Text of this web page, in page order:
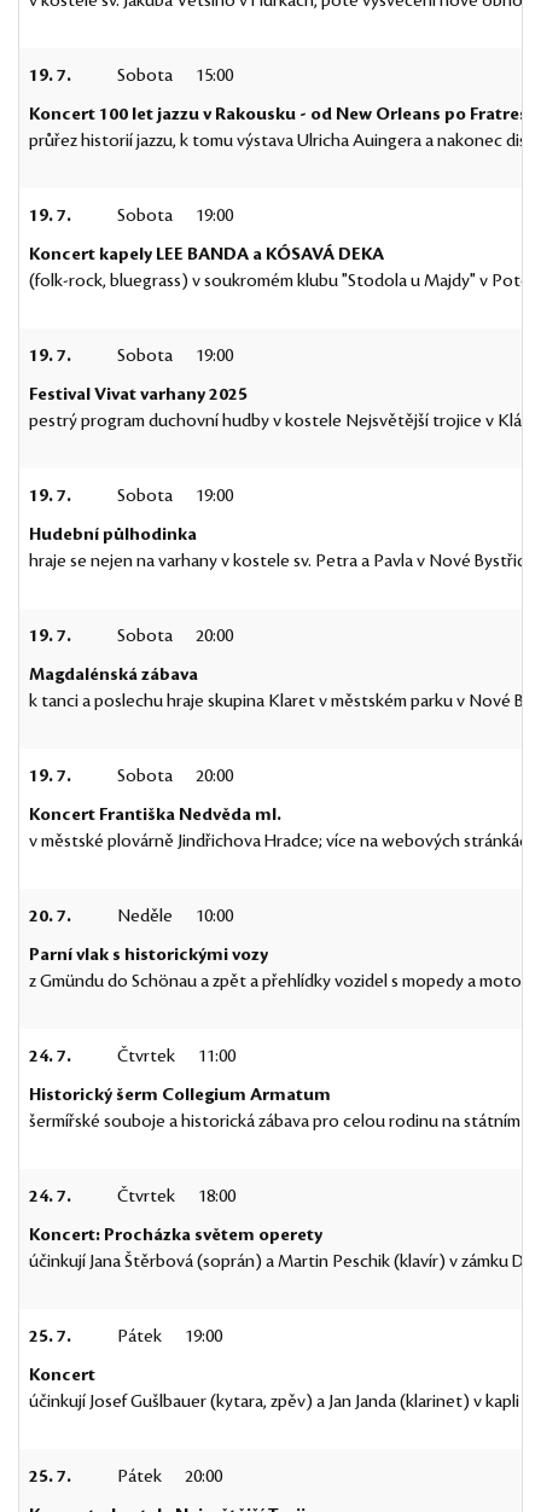
19. 7. Sobota
15:00
Koncert 100 let jazzu v Rakousku - od New Orleans po Fratres
průřez historií jazzu, k tomu výstava Ulricha Auingera a nakonec
19. 7. Sobota
19:00
Koncert kapely LEE BANDA a KÓSAVÁ DEKA
(folk-rock, bluegrass) v soukromém klubu "Stodola u Majdy" v
19. 7. Sobota
19:00
Festival Vivat varhany 2025
pestrý program duchovní hudby v kostele Nejsvětější trojice v
19. 7. Sobota
19:00
Hudební půlhodinka
hraje se nejen na varhany v kostele sv. Petra a Pavla v Nové Bystřici
19. 7. Sobota
20:00
Magdalénská zábava
k tanci a poslechu hraje skupina Klaret v městském parku v Nové
19. 7. Sobota
20:00
Koncert Františka Nedvěda ml.
v městské plovárně Jindřichova Hradce; více na webových
20. 7. Neděle
10:00
Parní vlak s historickými vozy
z Gmündu do Schönau a zpět a přehlídky vozidel s mopedy a
24. 7. Čtvrtek
11:00
Historický šerm Collegium Armatum
šermířské souboje a historická zábava pro celou rodinu na státním
24. 7. Čtvrtek
18:00
Koncert: Procházka světem operety
účinkují Jana Štěrbová (soprán) a Martin Peschik (klavír) v zámku
25. 7. Pátek
19:00
Koncert
účinkují Josef Gušlbauer (kytara, zpěv) a Jan Janda (klarinet) v kapli v
25. 7. Pátek
20:00